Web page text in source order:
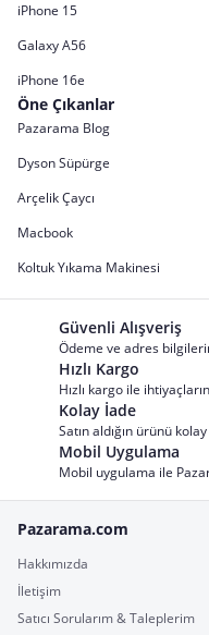
iPhone 15
Galaxy A56
iPhone 16e
Öne Çıkanlar
Pazarama Blog
Dyson Süpürge
Arçelik Çaycı
Macbook
Koltuk Yıkama Makinesi
Güvenli Alışveriş
Ödeme ve adres
Hızlı Kargo
Hızlı kargo ile
Kolay İade
Satın aldığın ürünü
Mobil Uygulama
Mobil uygulama ile
Pazarama.com
Hakkımızda
İletişim
Satıcı Sorularım & Taleplerim